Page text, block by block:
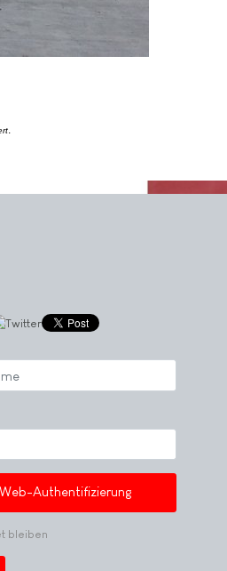
Web-Authentifizierung
bleiben